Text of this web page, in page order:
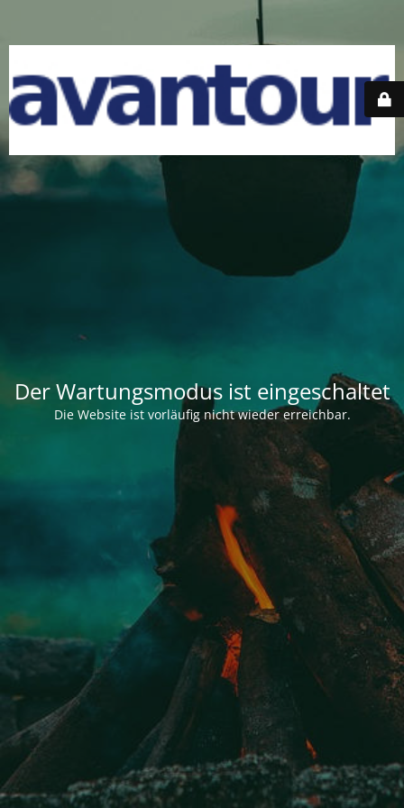
Der Wartungsmodus ist eingeschaltet
Die Website ist vorläufig nicht wieder erreichbar.